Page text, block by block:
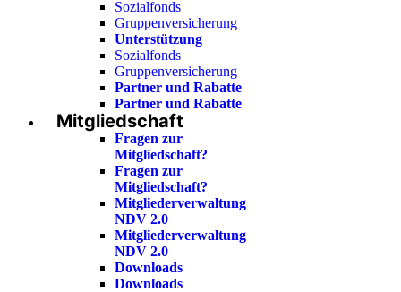
Sozialfonds
Gruppenversicherung
Unterstützung
Sozialfonds
Gruppenversicherung
Partner und Rabatte
Partner und Rabatte
Mitgliedschaft
Fragen zur
Mitgliedschaft?
Fragen zur
Mitgliedschaft?
Mitgliederverwaltung
NDV 2.0
Mitgliederverwaltung
NDV 2.0
Downloads
Downloads